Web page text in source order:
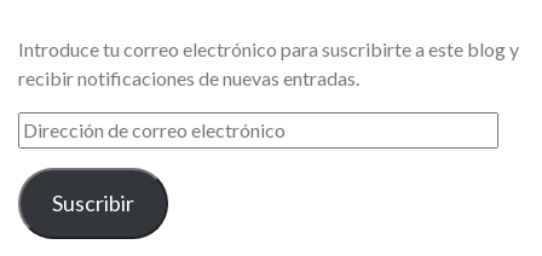
Introduce tu correo electrónico para suscribirte a este blog y
recibir notificaciones de nuevas entradas.
DIRECCIÓN
DE
CORREO
ELECTRÓNICO
Suscribir